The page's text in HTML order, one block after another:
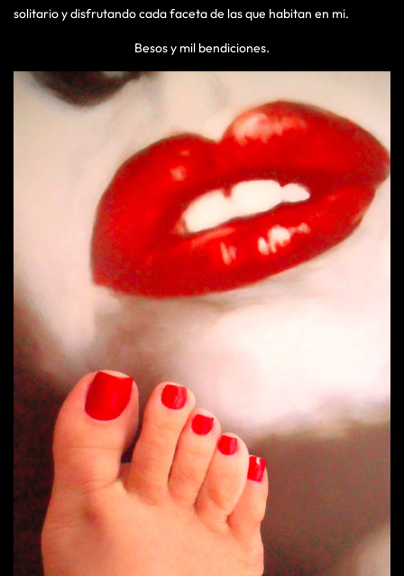
solitario y disfrutando cada faceta de las que habitan en mi.
Besos y mil bendiciones.